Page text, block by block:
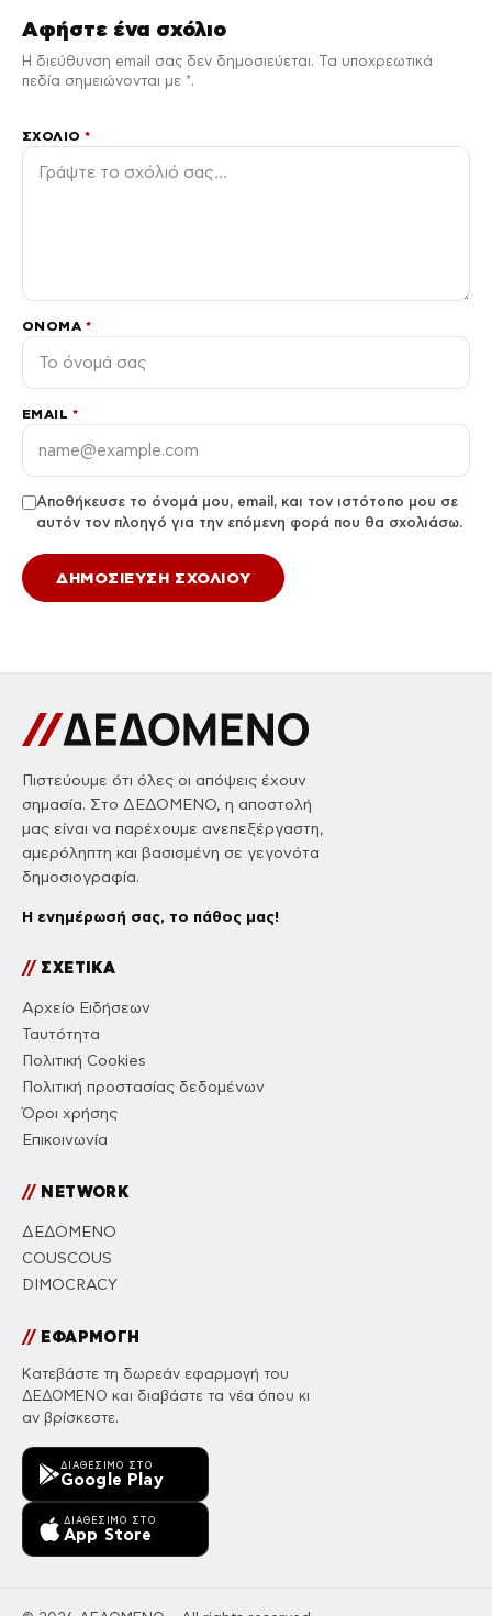
Αφήστε ένα σχόλιο
Η διεύθυνση email σας δεν δημοσιεύεται. Τα υποχρεωτικά
πεδία σημειώνονται με *.
ΣΧΌΛΙΟ*
ΌΝΟΜΑ *
EMAIL *
Αποθήκευσε το όνομά μου, email, και τον ιστότοπο μου σε
αυτόν τον πλοηγό για την επόμενη φορά που θα σχολιάσω.
Πιστεύουμε ότι όλες οι απόψεις έχουν
σημασία. Στο ΔΕΔΟΜΕΝΟ, η αποστολή
μας είναι να παρέχουμε ανεπεξέργαστη,
αμερόληπτη και βασισμένη σε γεγονότα
δημοσιογραφία.
Η ενημέρωσή σας, το πάθος μας!
//ΣΧΕΤΙΚΑ
Αρχείο Ειδήσεων
Ταυτότητα
Πολιτική Cookies
Πολιτική προστασίας δεδομένων
Όροι χρήσης
Επικοινωνία
//NETWORK
ΔΕΔΟΜΕΝΟ
COUSCOUS
DIMOCRACY
//ΕΦΑΡΜΟΓΗ
Κατεβάστε τη δωρεάν εφαρμογή του
ΔΕΔΟΜΕΝΟ και διαβάστε τα νέα όπου κι
αν βρίσκεστε.
ΔΙΑΘΈΣΙΜΟ ΣΤΟ
Google Play
ΔΙΑΘΈΣΙΜΟ ΣΤΟ
App Store